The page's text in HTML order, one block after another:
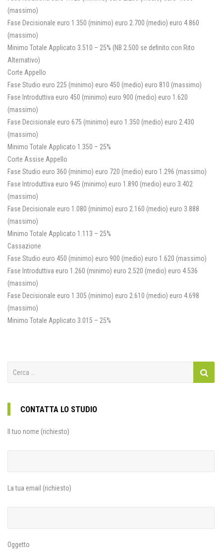
(massimo)
Fase Decisionale euro 1.350 (minimo) euro 2.700 (medio) euro 4.860
(massimo)
Minimo Totale Applicato 3.510 – 25% (NB 2.500 se definito con Rito
Alternativo)
Corte Appello
Fase Studio euro 225 (minimo) euro 450 (medio) euro 810 (massimo)
Fase Introduttiva euro 450 (minimo) euro 900 (medio) euro 1.620
(massimo)
Fase Decisionale euro 675 (minimo) euro 1.350 (medio) euro 2.430
(massimo)
Minimo Totale Applicato 1.350 – 25%
Corte Assise Appello
Fase Studio euro 360 (minimo) euro 720 (medio) euro 1.296 (massimo)
Fase Introduttiva euro 945 (minimo) euro 1.890 (medio) euro 3.402
(massimo)
Fase Decisionale euro 1.080 (minimo) euro 2.160 (medio) euro 3.888
(massimo)
Minimo Totale Applicato 1.113 – 25%
Cassazione
Fase Studio euro 450 (minimo) euro 900 (medio) euro 1.620 (massimo)
Fase Introduttiva euro 1.260 (minimo) euro 2.520 (medio) euro 4.536
(massimo)
Fase Decisionale euro 1.305 (minimo) euro 2.610 (medio) euro 4.698
(massimo)
Minimo Totale Applicato 3.015 – 25%
CONTATTA LO STUDIO
Il tuo nome (richiesto)
La tua email (richiesto)
Oggetto